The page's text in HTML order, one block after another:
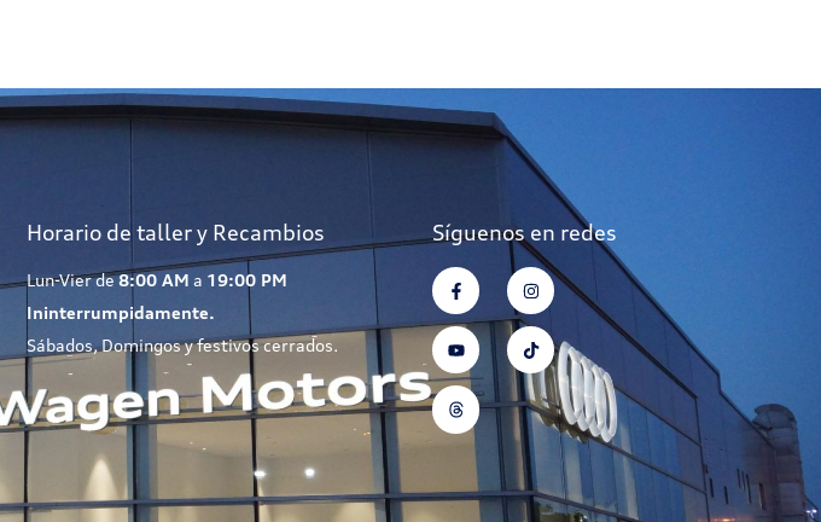
Horario de taller y Recambios
Lun-Vier de8:00 AM a 19:00 PM
Ininterrumpidamente.
Sábados, Domingos y festivos cerrados.
Síguenos en redes